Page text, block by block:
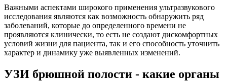
Важными аспектами широкого применения ультразвукового
исследования являются как возможность обнаружить ряд
заболеваний, которые до определенного времени не
проявляются клинически, то есть не создают дискомфортных
условий жизни для пациента, так и его способность уточнить
характер и динамику уже выявленных изменений.
УЗИ брюшной полости - какие органы